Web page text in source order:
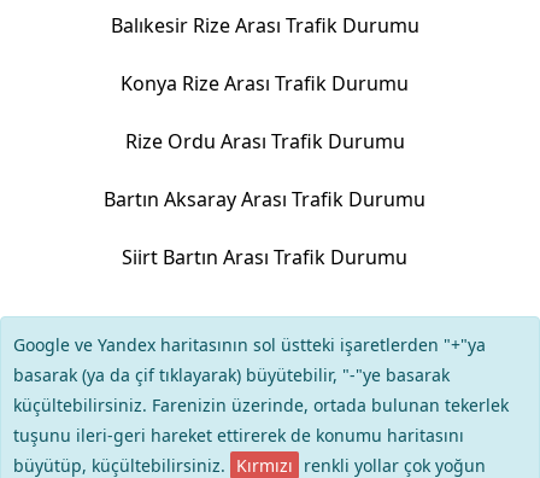
Balıkesir Rize Arası Trafik Durumu
Konya Rize Arası Trafik Durumu
Rize Ordu Arası Trafik Durumu
Bartın Aksaray Arası Trafik Durumu
Siirt Bartın Arası Trafik Durumu
Google ve Yandex haritasının sol üstteki işaretlerden "+"ya
basarak (ya da çif tıklayarak) büyütebilir, "-"ye basarak
küçültebilirsiniz. Farenizin üzerinde, ortada bulunan tekerlek
tuşunu ileri-geri hareket ettirerek de konumu haritasını
büyütüp, küçültebilirsiniz. Kırmızı renkli yollar çok yoğun